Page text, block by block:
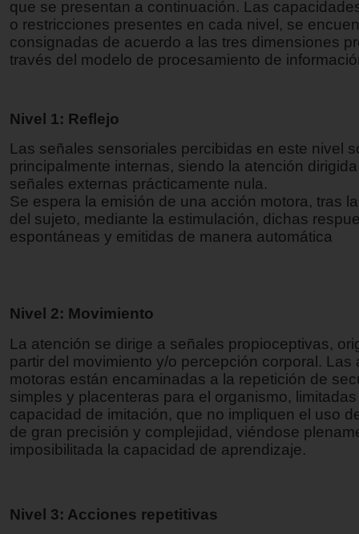
que se presentan a continuación. Las
o restricciones presentes en cada nivel, se
consignadas de acuerdo a las tres dimensiones
través del modelo de procesamiento de
Nivel 1: Reflejo
Las señales sensoriales percibidas en este nivel
principalmente internas, siendo la atención
señales externas prácticamente nula.
Se espera la emisión de una acción motora, tras
del sujeto, mediante la estimulación, dichas
espontáneas y emitidas de manera automática
Nivel 2: Movimiento
La atención se dirige a señales propioceptivas,
partir del movimiento y/o percepción corporal. Las
motoras están encaminadas a la repetición de
simples y placenteras para el organismo,
capacidad de imitación, que no impliquen el uso
de gran precisión y complejidad, viéndose
imposibilitada la capacidad de aprendizaje.
Nivel 3: Acciones repetitivas